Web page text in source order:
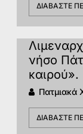
ΔΙΑΒΆΣΤΕ
νήσο
καιρού».
Πατμιακά
ΔΙΑΒΆΣΤΕ